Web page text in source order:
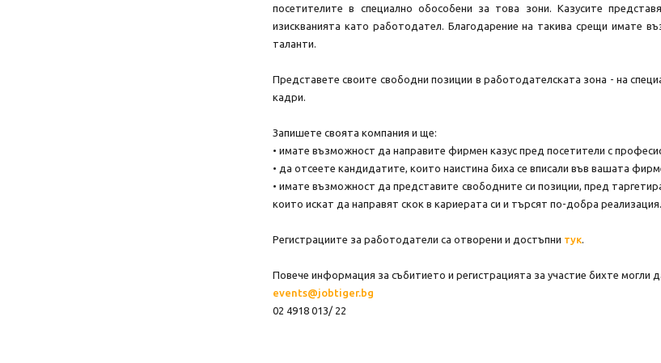
посетителите в специално обособени за това зони. Казусите
изискванията като работодател. Благодарение на такива срещи имате
таланти.
Представете своите свободни позиции в работодателската зона - на
кадри.
Запишете своята компания и ще:
• имате възможност да направите фирмен казус пред посетители с
• да отсеете кандидатите, които наистина биха се вписали във вашата
• имате възможност да представите свободните си позиции, пред
които искат да направят скок в кариерата си и търсят по-добра реализация.
Регистрациите за работодатели са отворени и достъпни тук
Повече информация за събитието и регистрацията за участие бихте могли
events@jobtiger.bg
02 4918 013/ 22